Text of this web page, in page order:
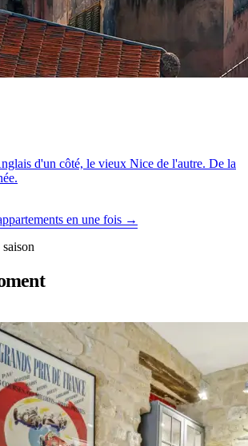
d'un côté, le vieux Nice de l'autre. De la
en une fois →